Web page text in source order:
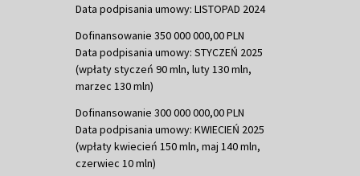
Data podpisania umowy: LISTOPAD 2024
Dofinansowanie 350 000 000,00 PLN
Data podpisania umowy: STYCZEŃ 2025
(wpłaty styczeń 90 mln, luty 130 mln,
marzec 130 mln)
Dofinansowanie 300 000 000,00 PLN
Data podpisania umowy: KWIECIEŃ 2025
(wpłaty kwiecień 150 mln, maj 140 mln,
czerwiec 10 mln)